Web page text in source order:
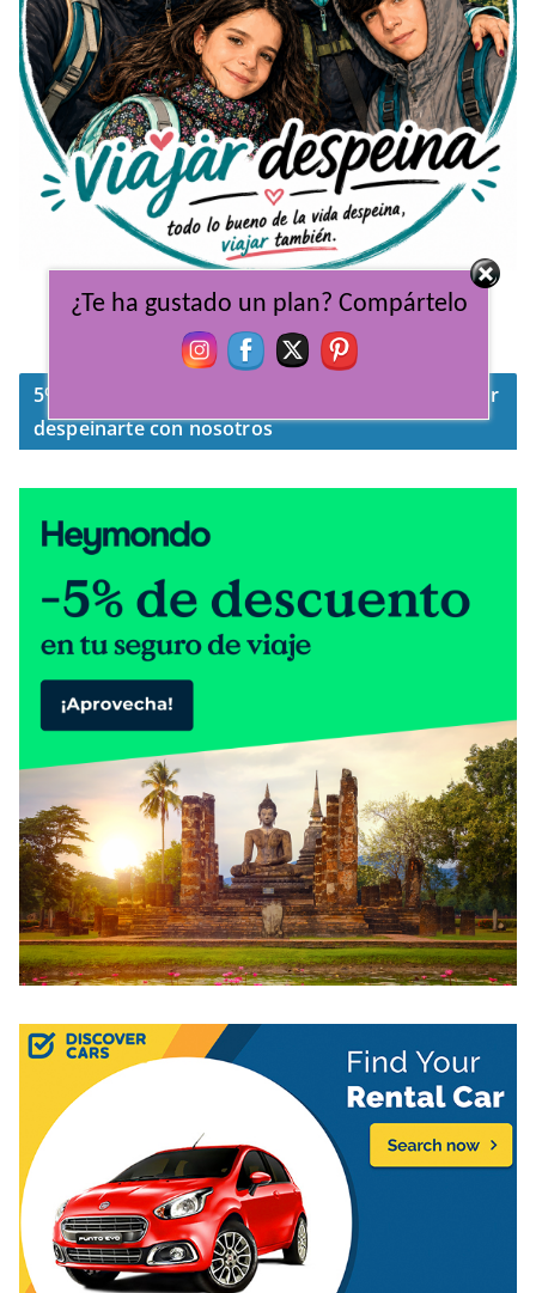
Viajar Despeina, un pack familiar indivisible
dispuestos a explorar cada lugar del mundo.
5% de descuento en tu seguro con HeyMondo por
despeinarte con nosotros
¿Te ha gustado un plan? Compártelo